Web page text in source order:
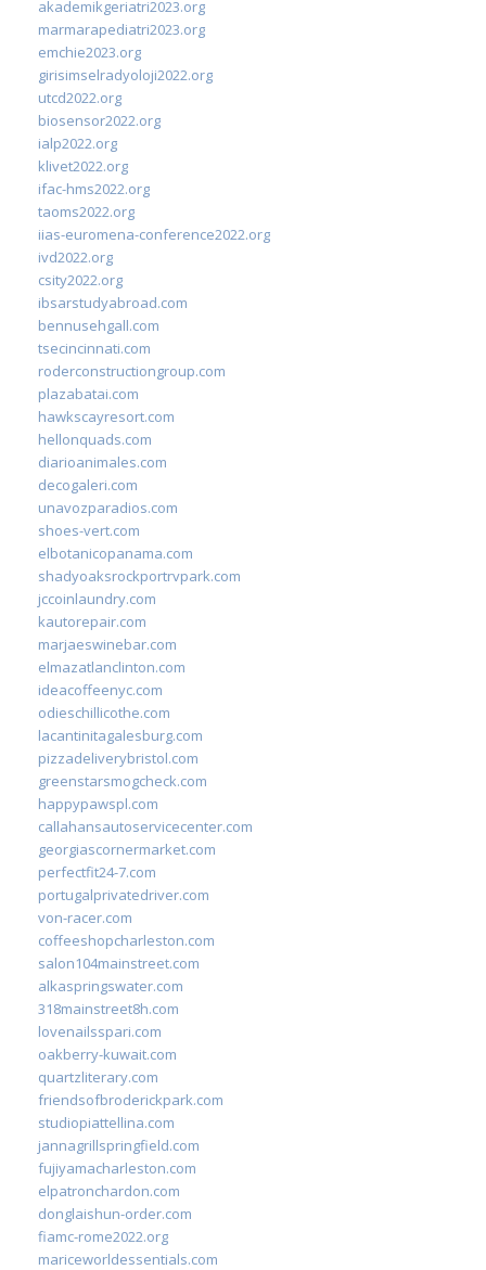
akademikgeriatri2023.org
marmarapediatri2023.org
emchie2023.org
girisimselradyoloji2022.org
utcd2022.org
biosensor2022.org
ialp2022.org
klivet2022.org
ifac-hms2022.org
taoms2022.org
iias-euromena-conference2022.org
ivd2022.org
csity2022.org
ibsarstudyabroad.com
bennusehgall.com
tsecincinnati.com
roderconstructiongroup.com
plazabatai.com
hawkscayresort.com
hellonquads.com
diarioanimales.com
decogaleri.com
unavozparadios.com
shoes-vert.com
elbotanicopanama.com
shadyoaksrockportrvpark.com
jccoinlaundry.com
kautorepair.com
marjaeswinebar.com
elmazatlanclinton.com
ideacoffeenyc.com
odieschillicothe.com
lacantinitagalesburg.com
pizzadeliverybristol.com
greenstarsmogcheck.com
happypawspl.com
callahansautoservicecenter.com
georgiascornermarket.com
perfectfit24-7.com
portugalprivatedriver.com
von-racer.com
coffeeshopcharleston.com
salon104mainstreet.com
alkaspringswater.com
318mainstreet8h.com
lovenailsspari.com
oakberry-kuwait.com
quartzliterary.com
friendsofbroderickpark.com
studiopiattellina.com
jannagrillspringfield.com
fujiyamacharleston.com
elpatronchardon.com
donglaishun-order.com
fiamc-rome2022.org
mariceworldessentials.com